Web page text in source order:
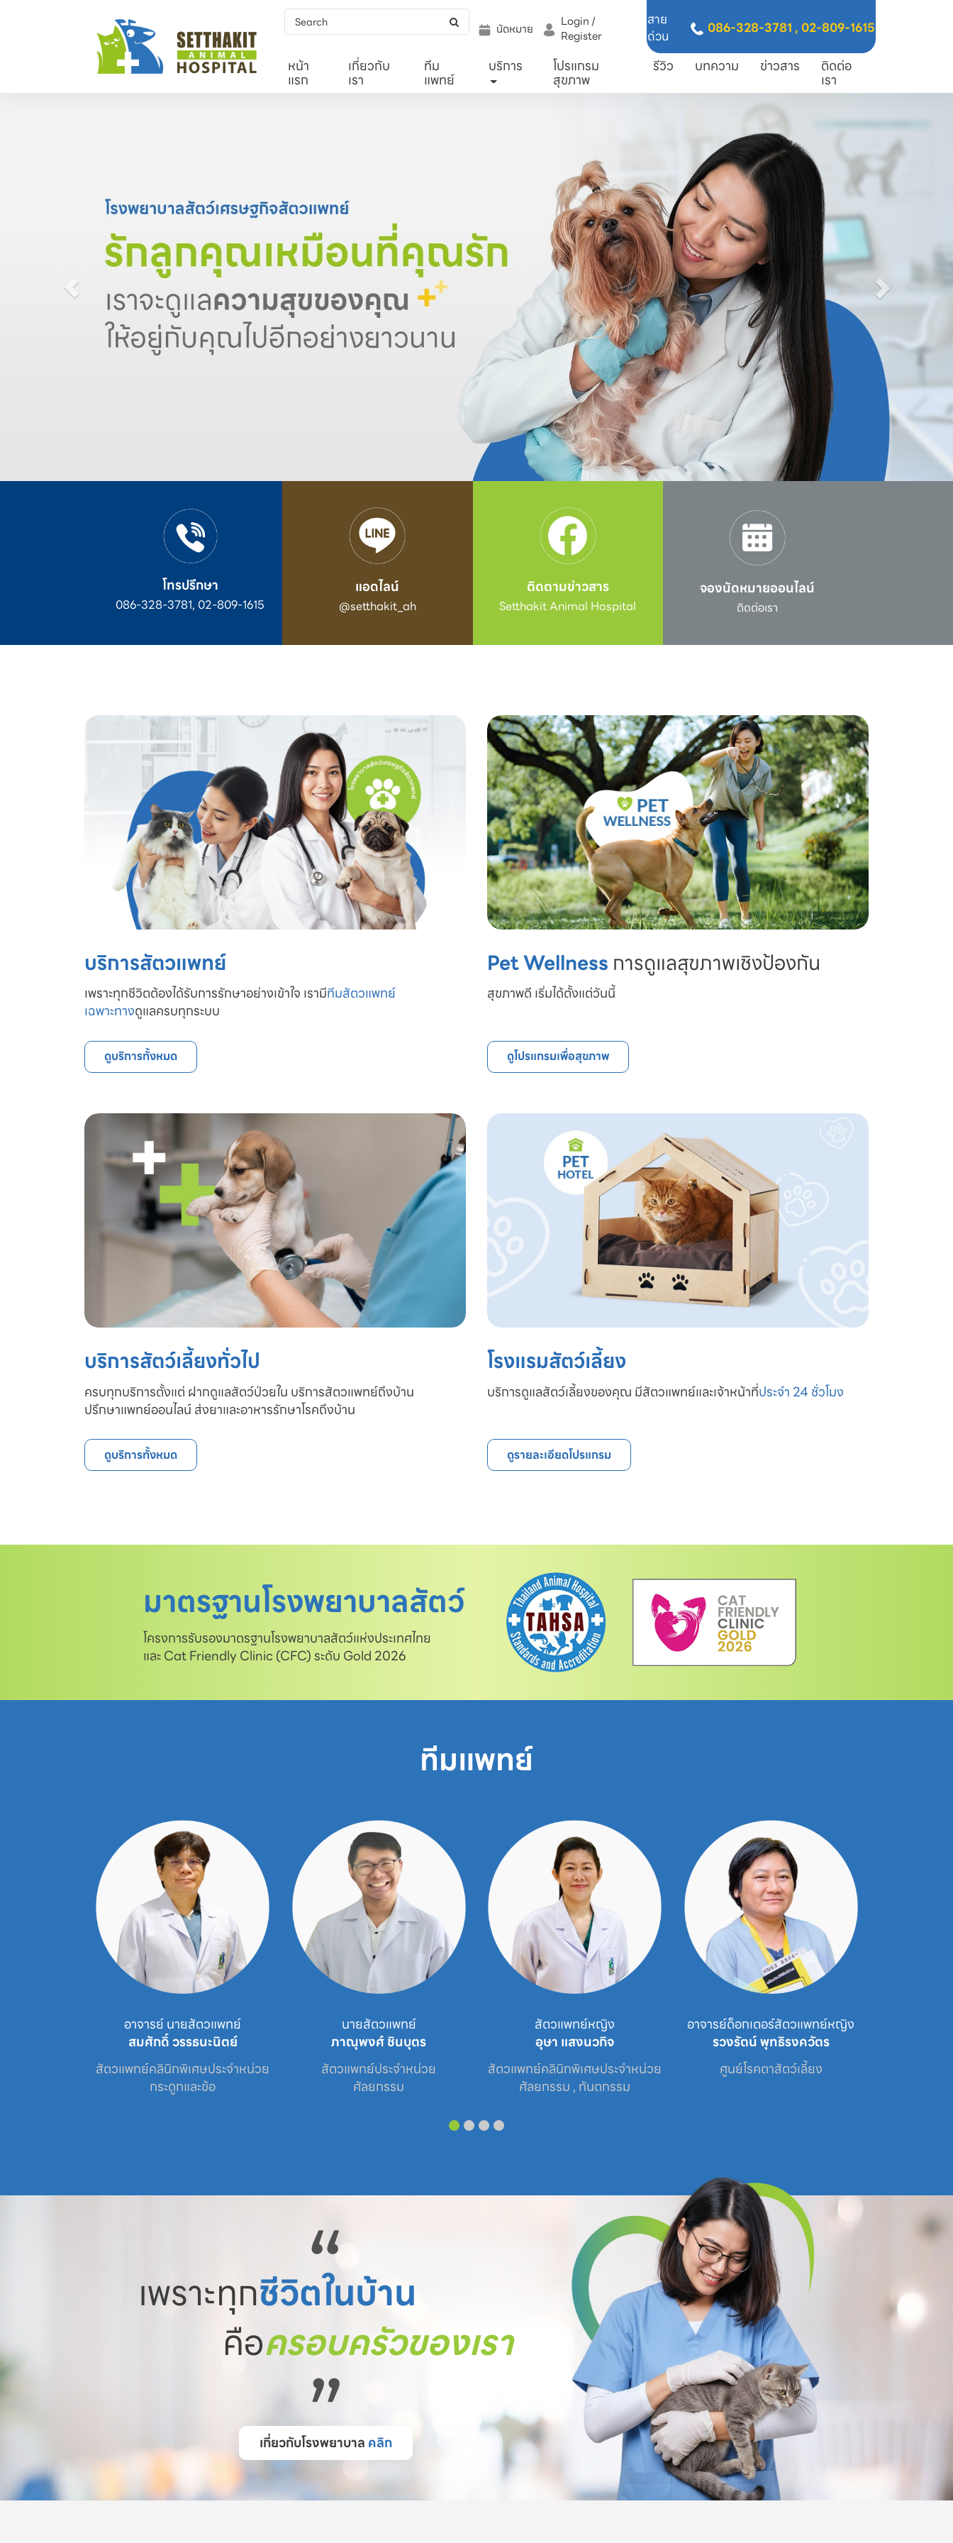
นัดหมาย
Login /
Register
สาย
ด่วน
086-328-3781 ,02-809-1615
หน้า
แรก
เกี่ยวกับ
เรา
ทีม
แพทย์
บริการ โปรแกรม
สุขภาพ
รีวิว บทความ ข่าวสาร ติดต่อ
เรา
โทรปรึกษา
086-328-3781, 02-809-1615
แอดไลน์
@setthakit_ah
ติดตามข่าวสาร
Setthakit Animal Hospital
จองนัดหมายออนไลน์
ติดต่อเรา
บริการสัตวแพทย์
เพราะทุกชีวิตต้องได้รับการรักษาอย่างเข้าใจ เรามีทีมสัตวแพทย์
เฉพาะทางดูแลครบทุกระบบ
ดูบริการทั้งหมด
Pet Wellness การดูแลสุขภาพเชิงป้องกัน
สุขภาพดี เริ่มได้ตั้งแต่วันนี้
ดูโปรแกรมเพื่อสุขภาพ
บริการสัตว์เลี้ยงทั่วไป
ครบทุกบริการตั้งแต่ ฝากดูแลสัตว์ป่วยใน บริการสัตวแพทย์ถึงบ้าน
ปรึกษาแพทย์ออนไลน์ ส่งยาและอาหารรักษาโรคถึงบ้าน
ดูบริการทั้งหมด
โรงแรมสัตว์เลี้ยง
บริการดูแลสัตว์เลี้ยงของคุณ มีสัตวแพทย์และเจ้าหน้าที่ประจำ 24 ชั่วโมง
ดูรายละเอียดโปรแกรม
มาตรฐานโรงพยาบาลสัตว์
โครงการรับรองมาตรฐานโรงพยาบาลสัตว์แห่งประเทศไทย
และ Cat Friendly Clinic (CFC) ระดับ Gold 2026
ทีมแพทย์
อาจารย์ นายสัตวแพทย์
สมศักดิ์ วรรธนะนิตย์
สัตวแพทย์คลินิกพิเศษประจำหน่วย
กระดูกและข้อ
นายสัตวแพทย์
ภาณุพงศ์ ชินบุตร
สัตวแพทย์ประจำหน่วย
ศัลยกรรม
สัตวแพทย์หญิง
อุษา แสงนวกิจ
สัตวแพทย์คลินิกพิเศษประจำหน่วย
ศัลยกรรม , ทันตกรรม
อาจารย์ด็อกเตอร์สัตวแพทย์หญิง
รวงรัตน์ พุทธิรงควัตร
ศูนย์โรคตาสัตว์เลี้ยง
“
เพราะทุกชีวิตในบ้าน
คือครอบครัวของเรา
”
เกี่ยวกับโรงพยาบาล คลิก